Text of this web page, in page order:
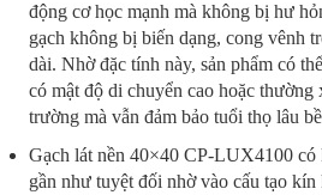
động cơ học mạnh mà không bị hư
gạch không bị biến dạng, cong vênh
dài. Nhờ đặc tính này, sản phẩm có
có mật độ di chuyển cao hoặc
trường mà vẫn đảm bảo tuổi thọ lâu
Gạch lát nền 40×40 CP-LUX4100 có
gần như tuyệt đối nhờ vào cấu tạo